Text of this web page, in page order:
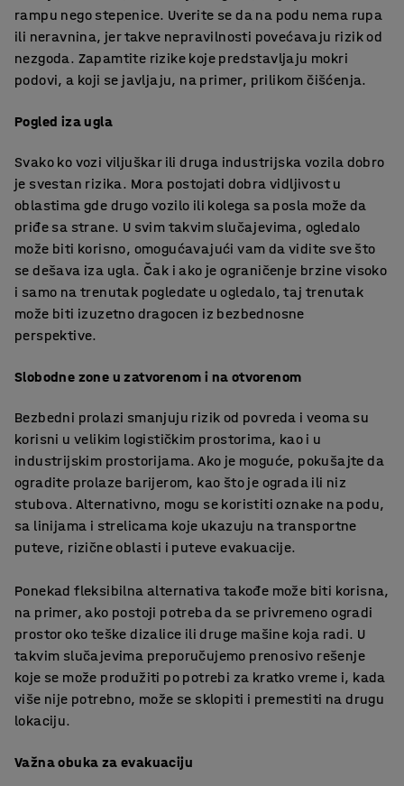
rampu nego stepenice. Uverite se da na podu nema rupa
ili neravnina, jer takve nepravilnosti povećavaju rizik od
nezgoda. Zapamtite rizike koje predstavljaju mokri
podovi, a koji se javljaju, na primer, prilikom čišćenja.
Pogled iza ugla
Svako ko vozi viljuškar ili druga industrijska vozila dobro
je svestan rizika. Mora postojati dobra vidljivost u
oblastima gde drugo vozilo ili kolega sa posla može da
priđe sa strane. U svim takvim slučajevima, ogledalo
može biti korisno, omogućavajući vam da vidite sve što
se dešava iza ugla. Čak i ako je ograničenje brzine visoko
i samo na trenutak pogledate u ogledalo, taj trenutak
može biti izuzetno dragocen iz bezbednosne
perspektive.
Slobodne zone u zatvorenom i na otvorenom
Bezbedni prolazi smanjuju rizik od povreda i veoma su
korisni u velikim logističkim prostorima, kao i u
industrijskim prostorijama. Ako je moguće, pokušajte da
ogradite prolaze barijerom, kao što je ograda ili niz
stubova. Alternativno, mogu se koristiti oznake na podu,
sa linijama i strelicama koje ukazuju na transportne
puteve, rizične oblasti i puteve evakuacije.
Ponekad fleksibilna alternativa takođe može biti korisna,
na primer, ako postoji potreba da se privremeno ogradi
prostor oko teške dizalice ili druge mašine koja radi. U
takvim slučajevima preporučujemo prenosivo rešenje
koje se može produžiti po potrebi za kratko vreme i, kada
više nije potrebno, može se sklopiti i premestiti na drugu
lokaciju.
Važna obuka za evakuaciju